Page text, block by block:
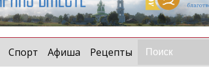
Спорт Афиша Рецепты